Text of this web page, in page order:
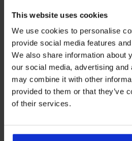
This website uses cookies
We use cookies to personalise
provide social media features
We also share information about
our social media, advertising
may combine it with other
provided to them or that they’ve
of their services.
Bestseller
4,9
Сутиен Simplicity T-Shirt Bra
подплатен
20,99 €(41,05 лв.)